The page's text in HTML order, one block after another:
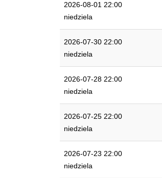
2026-08-01 22:00
niedziela
2026-07-30 22:00
niedziela
2026-07-28 22:00
niedziela
2026-07-25 22:00
niedziela
2026-07-23 22:00
niedziela